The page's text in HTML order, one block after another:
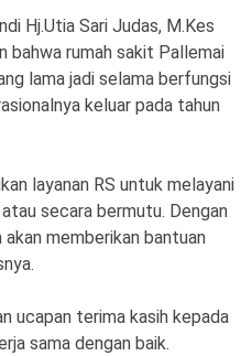
Hj.Utia Sari Judas, M.Kes
bahwa rumah sakit Pallemai
lama jadi selama berfungsi
keluar pada tahun
layanan RS untuk melayani
secara bermutu. Dengan
memberikan bantuan
ucapan terima kasih kepada
sama dengan baik.